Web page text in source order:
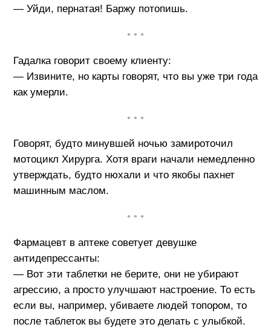
— Уйди, пернатая! Баржу потопишь.
• • •
Гадалка говорит своему клиенту:
— Извините, но карты говорят, что вы уже три года
как умерли.
• • •
Говорят, будто минувшей ночью замироточил
мотоцикл Хирурга. Хотя враги начали немедленно
утверждать, будто нюхали и что якобы пахнет
машинным маслом.
• • •
Фармацевт в аптеке советует девушке
антидепрессанты:
— Вот эти таблетки не берите, они не убирают
агрессию, а просто улучшают настроение. То есть
если вы, например, убиваете людей топором, то
после таблеток вы будете это делать с улыбкой.